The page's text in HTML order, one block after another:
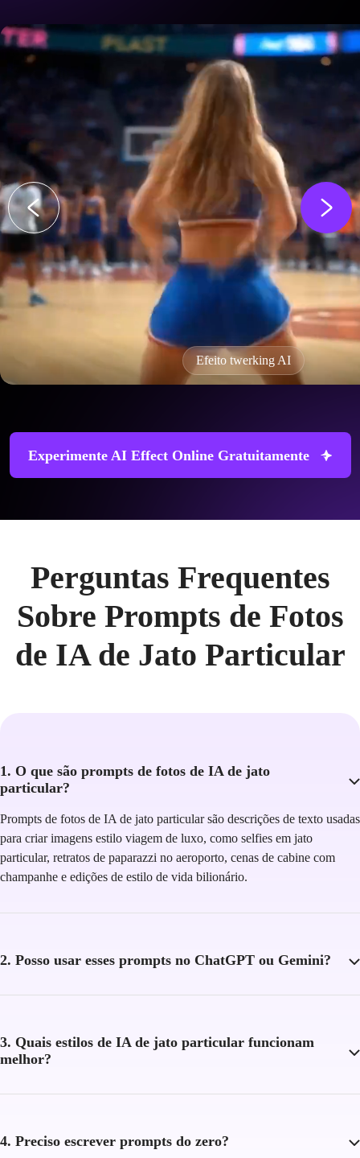
Efeito twerking AI
Experimente AI Effect Online Gratuitamente
Perguntas Frequentes
Sobre Prompts de Fotos
de IA de Jato Particular
1. O que são prompts de fotos de IA de jato
particular?
Prompts de fotos de IA de jato particular são descrições de texto usadas
para criar imagens estilo viagem de luxo, como selfies em jato
particular, retratos de paparazzi no aeroporto, cenas de cabine com
champanhe e edições de estilo de vida bilionário.
2. Posso usar esses prompts no ChatGPT ou Gemini?
3. Quais estilos de IA de jato particular funcionam
melhor?
4. Preciso escrever prompts do zero?